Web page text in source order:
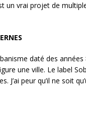
un vrai projet de
daté des
une ville. Le label
J’ai peur qu’il ne soit